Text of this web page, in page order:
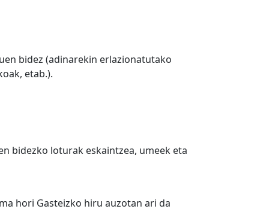
bidez (adinarekin erlazionatutako
etab.).
bidezko loturak eskaintzea, umeek eta
hori Gasteizko hiru auzotan ari da